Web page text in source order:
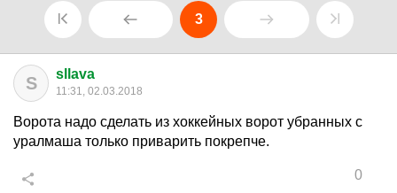
3
S sllava
11:31, 02.03.2018
Ворота надо сделать из хоккейных ворот убранных с
уралмаша только приварить покрепче.
0